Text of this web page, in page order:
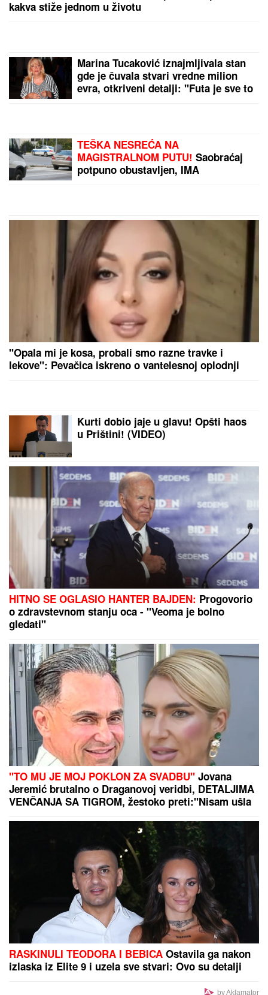
Slavni glumac SMRŠAO 90 KG, njegova
(FOTO) SVI GLEDAJU U SARU JO!
Pevačica i Aleksej Bjelogrlić ne
skidaju osmeh sa lica, a ona jednim
potezom OČARALA SVE
5 MINUTA SNIMKA REŠAVAJU
FARMACEUTA?!Milan popio kafu sa
majkom, otišao na posao i više ga
NIKO NIJE VIDEO: Supruzi je poslao
OVU poruku (FOTO)
Dnevni horoskop za nedelju, 9. avgust: Jarac gura
ISTINU POD TEPIH, a NJIH čeka poslovna prilika
kakva stiže jednom u životu